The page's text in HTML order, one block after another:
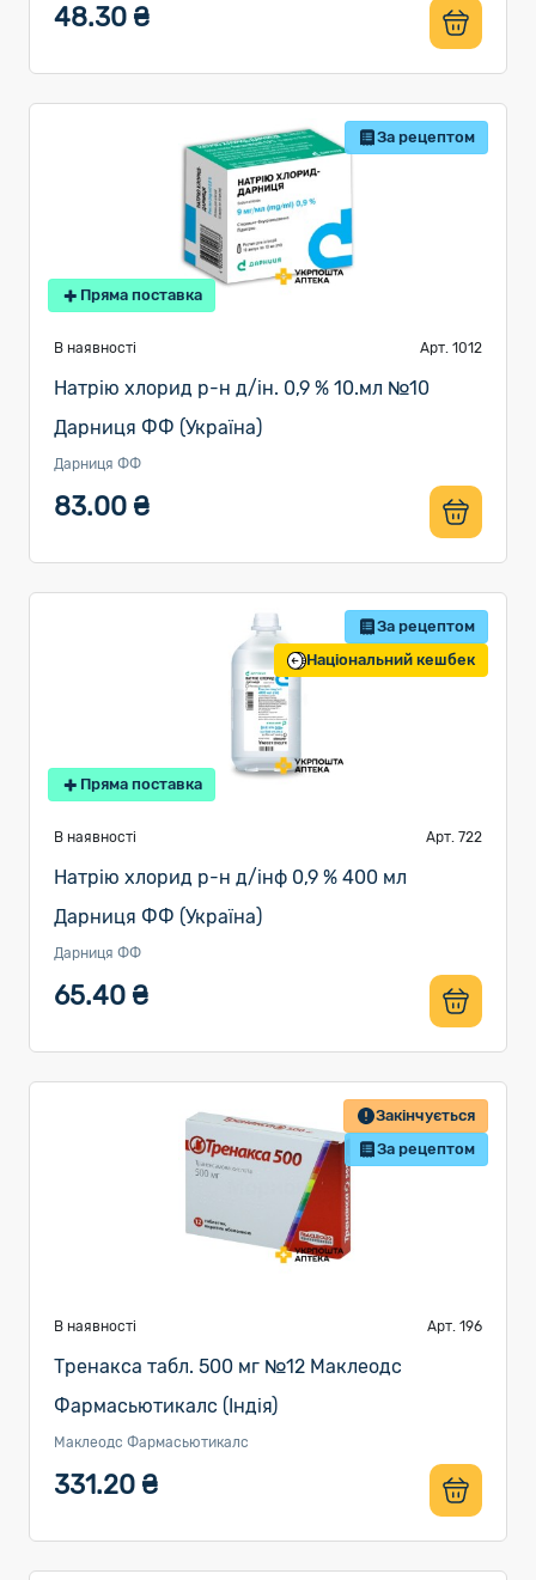
48.30 ₴
За рецептом
Пряма поставка
В наявності Арт. 1012
Натрію хлорид р-н д/ін. 0,9 % 10.мл №10
Дарниця ФФ (Україна)
Дарниця ФФ
83.00 ₴
За рецептом
Національний кешбек
Пряма поставка
В наявності Арт. 722
Натрію хлорид р-н д/інф 0,9 % 400 мл
Дарниця ФФ (Україна)
Дарниця ФФ
65.40 ₴
Закінчується
За рецептом
В наявності Арт. 196
Тренакса табл. 500 мг №12 Маклеодс
Фармасьютикалс (Індія)
Маклеодс Фармасьютикалс
331.20 ₴